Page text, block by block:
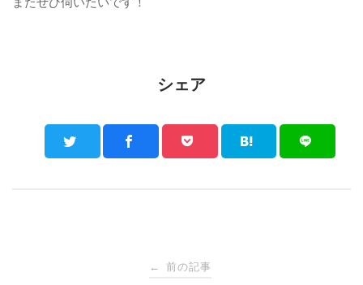
シェア
← 前の記事